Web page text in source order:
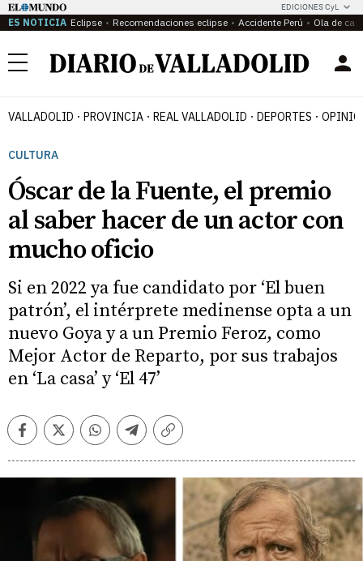
EDICIONES CyL
ES NOTICIA Eclipse Recomendaciones eclipse Accidente Perú Ola de
Menú
VALLADOLID PROVINCIA REAL VALLADOLID DEPORTES
CULTURA
Óscar de la Fuente, el premio
al saber hacer de un actor con
mucho oficio
Si en 2022 ya fue candidato por ‘El buen
patrón’, el intérprete medinense opta a un
nuevo Goya y a un Premio Feroz, como
Mejor Actor de Reparto, por sus trabajos
en ‘La casa’ y ‘El 47’
FacebookTwitterWhatsappTelegramCopiar